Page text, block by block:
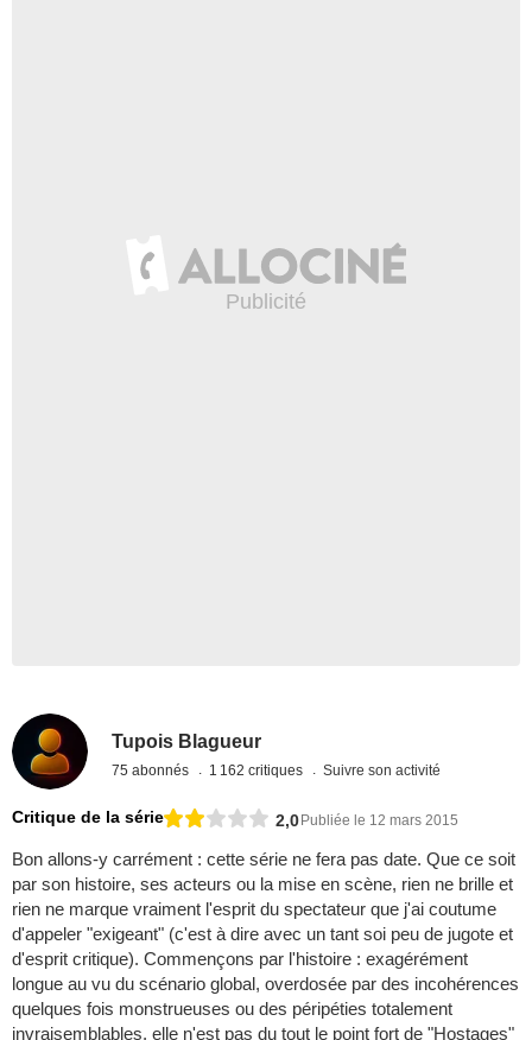
Tupois Blagueur
75 abonnés 1 162 critiques Suivre son activité
Critique de la série 2,0 Publiée le 12 mars 2015
Bon allons-y carrément : cette série ne fera pas date. Que ce soit
par son histoire, ses acteurs ou la mise en scène, rien ne brille et
rien ne marque vraiment l'esprit du spectateur que j'ai coutume
d'appeler "exigeant" (c'est à dire avec un tant soi peu de jugote et
d'esprit critique). Commençons par l'histoire : exagérément
longue au vu du scénario global, overdosée par des incohérences
quelques fois monstrueuses ou des péripéties totalement
invraisemblables, elle n'est pas du tout le point fort de "Hostages"